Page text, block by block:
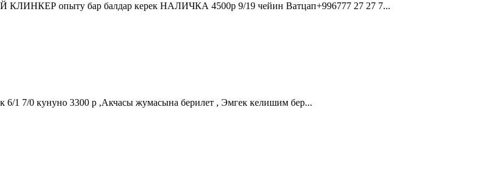
опыту бар балдар керек НАЛИЧКА 4500р 9/19 чейин Ватцап+996777 27 27 7...
1 7/0 кунуно 3300 р ,Акчасы жумасына берилет , Эмгек келишим бер...